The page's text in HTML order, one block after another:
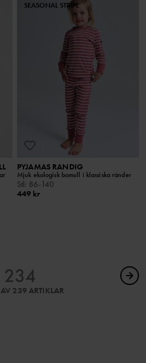
SEASONAL STRIPE
PYJAMAS RANDIG
Mjuk ekologisk bomull i klassiska ränder
Stl: 86-140
449 kr
234
239 ARTIKLAR